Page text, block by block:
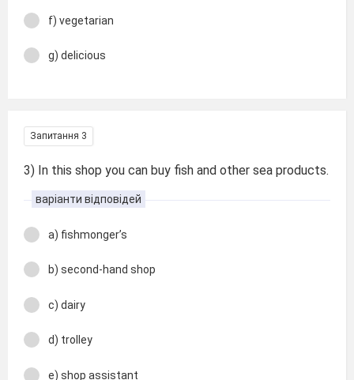
f) vegetarian
g) delicious
Запитання 3
3) In this shop you can buy fish and other sea products.
варіанти відповідей
a) fishmonger’s
b) second-hand shop
c) dairy
d) trolley
e) shop assistant